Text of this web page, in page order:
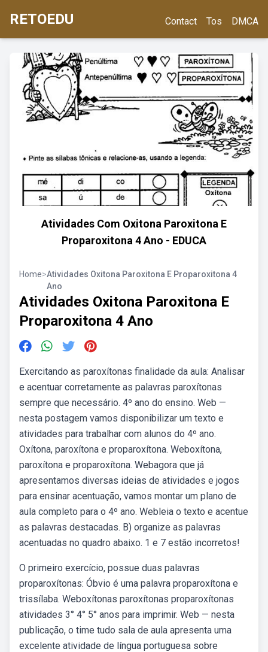
RETOEDU Contact Tos DMCA
Atividades Com Oxitona Paroxitona E
Proparoxitona 4 Ano - EDUCA
Home>Atividades Oxitona Paroxitona E Proparoxitona 4
Ano
Atividades Oxitona Paroxitona E
Proparoxitona 4 Ano
Exercitando as paroxítonas finalidade da aula: Analisar
e acentuar corretamente as palavras paroxítonas
sempre que necessário. 4º ano do ensino. Web —
nesta postagem vamos disponibilizar um texto e
atividades para trabalhar com alunos do 4º ano.
Oxítona, paroxítona e proparoxítona. Weboxítona,
paroxítona e proparoxítona. Webagora que já
apresentamos diversas ideias de atividades e jogos
para ensinar acentuação, vamos montar um plano de
aula completo para o 4º ano. Webleia o texto e acentue
as palavras destacadas. B) organize as palavras
acentuadas no quadro abaixo. 1 e 7 estão incorretos!
O primeiro exercício, possue duas palavras
proparoxítonas: Óbvio é uma palavra proparoxítona e
trissílaba. Weboxítonas paroxítonas proparoxítonas
atividades 3° 4° 5° anos para imprimir. Web — nesta
publicação, o time tudo sala de aula apresenta uma
excelente atividade de língua portuguesa sobre